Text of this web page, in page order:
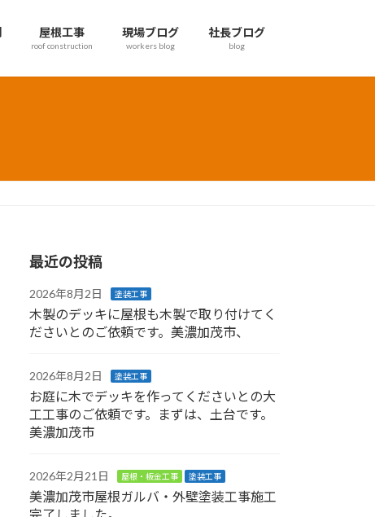
屋根工事
roof construction
現場ブログ
workers blog
社長ブログ
blog
最近の投稿
2026年8月2日 塗装工事
木製のデッキに屋根も木製で取り付けてく
ださいとのご依頼です。美濃加茂市、
2026年8月2日 塗装工事
お庭に木でデッキを作ってくださいとの大
工工事のご依頼です。まずは、土台です。
美濃加茂市
2026年2月21日 屋根・板金工事 塗装工事
美濃加茂市屋根ガルバ・外壁塗装工事施工
完了しました。